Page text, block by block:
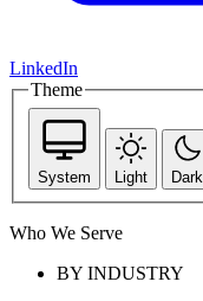
LinkedIn
Theme
System Light Dark
Who We Serve
BY INDUSTRY